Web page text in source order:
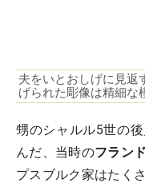
夫をいとおしげに見返
げられた彫像は精細な
甥のシャルル5世の
んだ、当時のフラン
プスブルク家はたく